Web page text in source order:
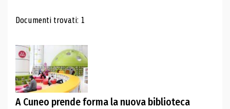
Risultati di ricerca
Documenti trovati: 1
A Cuneo prende forma la nuova biblioteca